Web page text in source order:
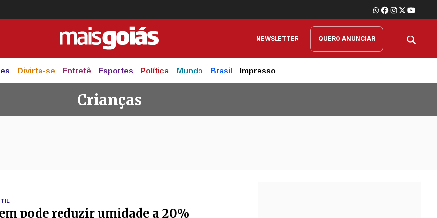
NEWSLETTER QUERO ANUNCIAR
Divirta-se Entretê Esportes Política Mundo Brasil Impresso
Crianças
pode reduzir umidade a 20%